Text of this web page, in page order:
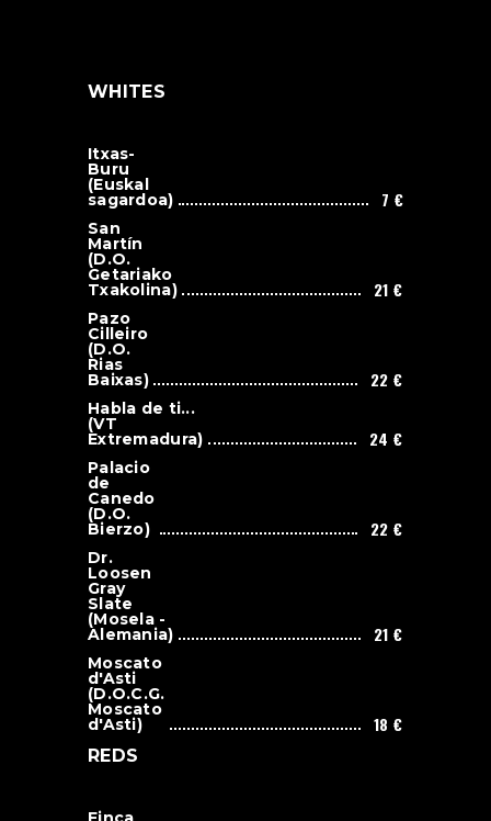
WHITES
Itxas-
Buru
(Euskal
sagardoa) 7 €
San
Martín
(D.O.
Getariako
Txakolina) 21 €
Pazo
Cilleiro
(D.O.
Rias
Baixas) 22 €
Habla de ti...
(VT
Extremadura) 24 €
Palacio
de
Canedo
(D.O.
Bierzo) 22 €
Dr.
Loosen
Gray
Slate
(Mosela -
Alemania) 21 €
Moscato
d'Asti
(D.O.C.G.
Moscato
d'Asti) 18 €
REDS